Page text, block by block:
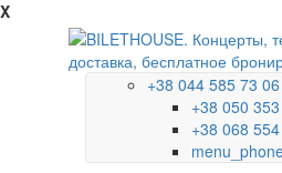
X
+38 044 585 73 06
+38 050
+38 068